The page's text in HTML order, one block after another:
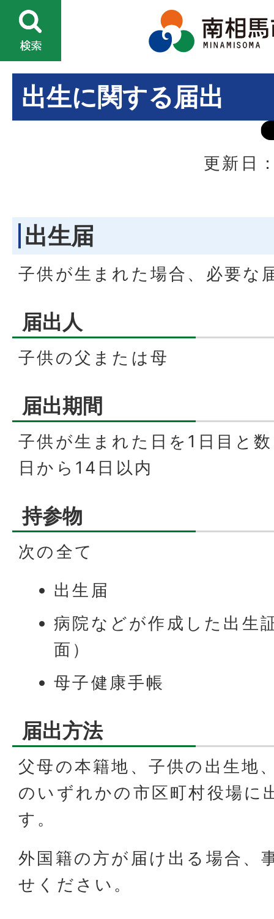
出生に関する届出
更新日
出生届
子供が生まれた場合、必要な
届出人
子供の父または母
届出期間
子供が生まれた日を1日目と
日から14日以内
持参物
次の全て
出生届
病院などが作成した出生
面）
母子健康手帳
届出方法
父母の本籍地、子供の出生地
のいずれかの市区町村役場に
す。
外国籍の方が届け出る場合、
せください。